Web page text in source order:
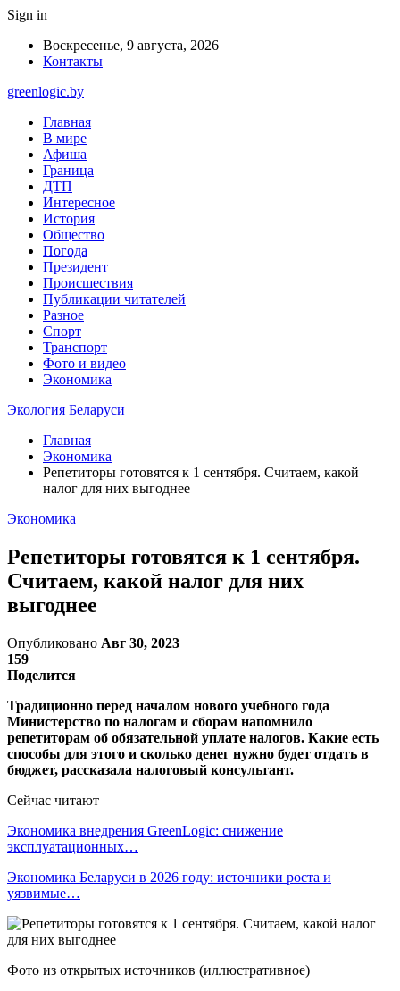
Sign in
Воскресенье, 9 августа, 2026
Контакты
greenlogic.by
Главная
В мире
Афиша
Граница
ДТП
Интересное
История
Общество
Погода
Президент
Происшествия
Публикации читателей
Разное
Спорт
Транспорт
Фото и видео
Экономика
Экология Беларуси
Главная
Экономика
Репетиторы готовятся к 1 сентября. Считаем, какой
налог для них выгоднее
Экономика
Репетиторы готовятся к 1 сентября.
Считаем, какой налог для них
выгоднее
Опубликовано Авг 30, 2023
159
Поделится
Традиционно перед началом нового учебного года
Министерство по налогам и сборам напомнило
репетиторам об обязательной уплате налогов. Какие есть
способы для этого и сколько денег нужно будет отдать в
бюджет, рассказала налоговый консультант.
Сейчас читают
Экономика внедрения GreenLogic: снижение
эксплуатационных…
Экономика Беларуси в 2026 году: источники роста и
уязвимые…
Фото из открытых источников (иллюстративное)